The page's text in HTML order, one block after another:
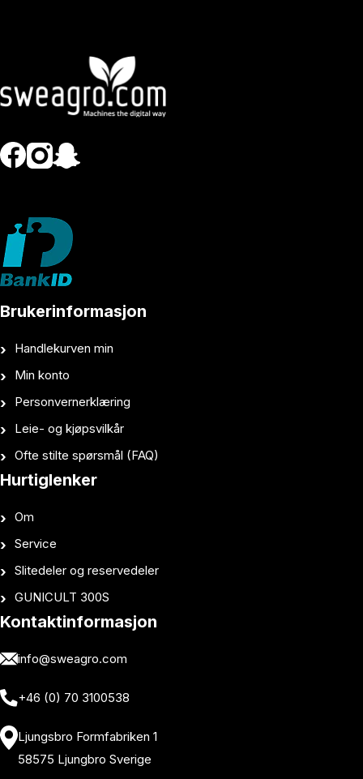
Brukerinformasjon
Handlekurven min
Min konto
Personvernerklæring
Leie- og kjøpsvilkår
Ofte stilte spørsmål (FAQ)
Hurtiglenker
Om
Service
Slitedeler og reservedeler
GUNICULT 300S
Kontaktinformasjon
info@sweagro.com
+46 (0) 70 3100538
Ljungsbro Formfabriken 1
58575 Ljungbro Sverige